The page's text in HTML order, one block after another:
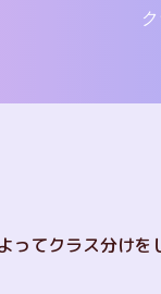
てクラス分けを